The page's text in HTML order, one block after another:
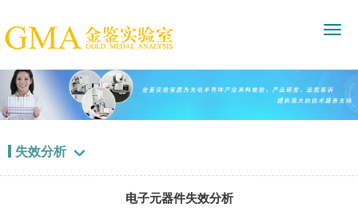
失效分析 
电子元器件失效分析